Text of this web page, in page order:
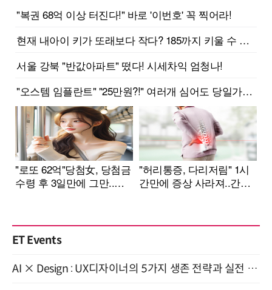
ET Events
AI × Design : UX디자이너의 5가지 생존 전략과 실전 대응 8월 28일 개최